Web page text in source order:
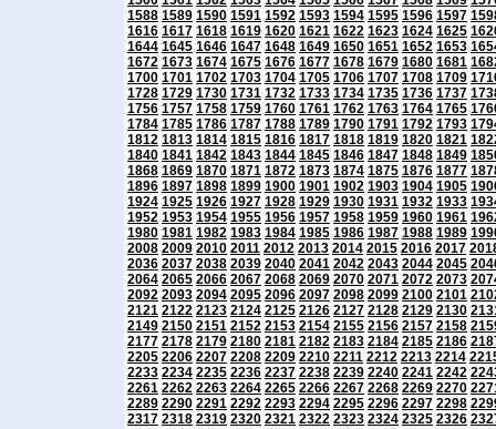
1588 1589 1590 1591 1592 1593 1594 1595 1596 1597
1616 1617 1618 1619 1620 1621 1622 1623 1624 1625
1644 1645 1646 1647 1648 1649 1650 1651 1652 1653
1672 1673 1674 1675 1676 1677 1678 1679 1680 1681
1700 1701 1702 1703 1704 1705 1706 1707 1708 1709
1728 1729 1730 1731 1732 1733 1734 1735 1736 1737
1756 1757 1758 1759 1760 1761 1762 1763 1764 1765
1784 1785 1786 1787 1788 1789 1790 1791 1792 1793
1812 1813 1814 1815 1816 1817 1818 1819 1820 1821
1840 1841 1842 1843 1844 1845 1846 1847 1848 1849
1868 1869 1870 1871 1872 1873 1874 1875 1876 1877
1896 1897 1898 1899 1900 1901 1902 1903 1904 1905
1924 1925 1926 1927 1928 1929 1930 1931 1932 1933
1952 1953 1954 1955 1956 1957 1958 1959 1960 1961
1980 1981 1982 1983 1984 1985 1986 1987 1988 1989
2008 2009 2010 2011 2012 2013 2014 2015 2016 2017
2036 2037 2038 2039 2040 2041 2042 2043 2044 2045
2064 2065 2066 2067 2068 2069 2070 2071 2072 2073
2092 2093 2094 2095 2096 2097 2098 2099 2100 2101
2121 2122 2123 2124 2125 2126 2127 2128 2129 2130
2149 2150 2151 2152 2153 2154 2155 2156 2157 2158
2177 2178 2179 2180 2181 2182 2183 2184 2185 2186
2205 2206 2207 2208 2209 2210 2211 2212 2213 2214
2233 2234 2235 2236 2237 2238 2239 2240 2241 2242
2261 2262 2263 2264 2265 2266 2267 2268 2269 2270
2289 2290 2291 2292 2293 2294 2295 2296 2297 2298
2317 2318 2319 2320 2321 2322 2323 2324 2325 2326